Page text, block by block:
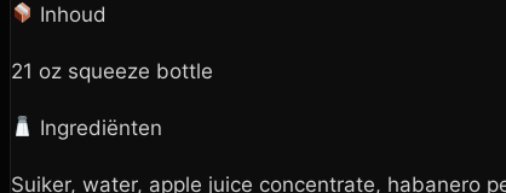
Inhoud
21 oz squeeze bottle
Ingrediënten
Suiker, water, apple juice concentrate, habanero